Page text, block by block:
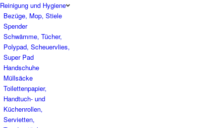
Reinigung und Hygiene
Bezüge, Mop, Stiele
Spender
Schwämme, Tücher,
Polypad, Scheuervlies,
Super Pad
Handschuhe
Müllsäcke
Toilettenpapier,
Handtuch- und
Küchenrollen,
Servietten,